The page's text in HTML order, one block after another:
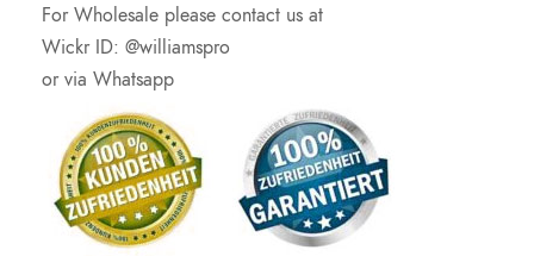
For Wholesale please contact us at
Wickr ID: @williamspro
or via Whatsapp